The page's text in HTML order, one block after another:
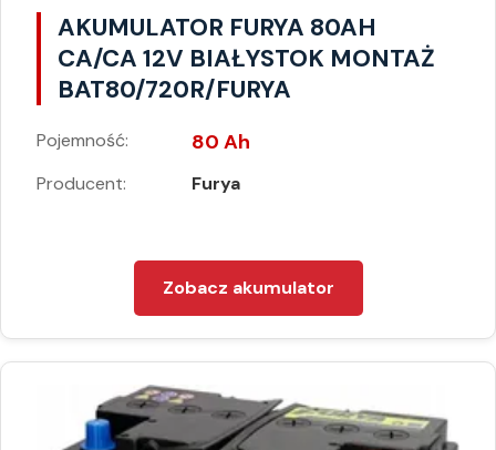
AKUMULATOR FURYA 80AH
CA/CA 12V BIAŁYSTOK MONTAŻ
BAT80/720R/FURYA
Pojemność: 80 Ah
Producent: Furya
Zobacz akumulator